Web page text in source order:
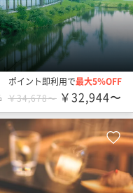
ポイント即利用で最大5％OFF
￥34,678〜 ￥32,944〜